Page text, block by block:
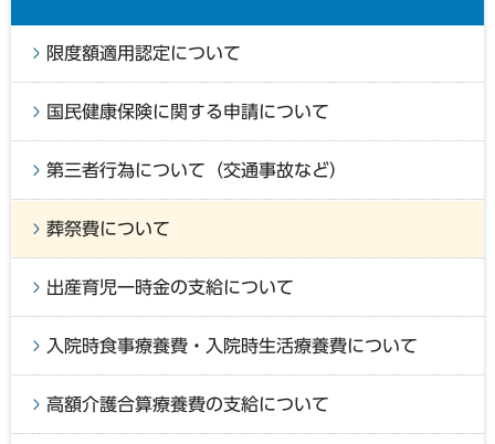
限度額適用認定について
国民健康保険に関する申請について
第三者行為について（交通事故など）
葬祭費について
出産育児一時金の支給について
入院時食事療養費・入院時生活療養費について
高額介護合算療養費の支給について